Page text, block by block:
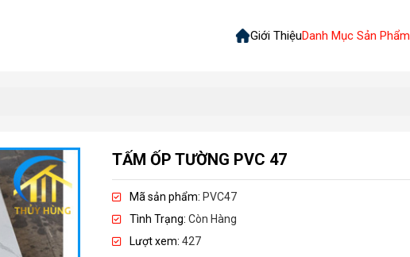
Giới ThiệuDanh Mục Sản Phẩm
TẤM ỐP TƯỜNG PVC 47
Mã sản phẩm: PVC47
Tình Trạng: Còn Hàng
Lượt xem: 427